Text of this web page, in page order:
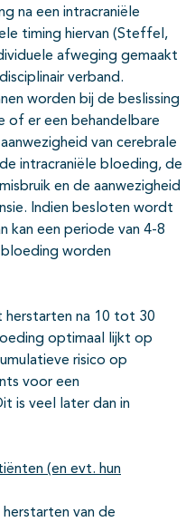
na een intracraniële
timing hiervan (Steffel,
afweging gemaakt
verband.
worden bij de beslissing
of er een behandelbare
van cerebrale
intracraniële bloeding, de
en de aanwezigheid
Indien besloten wordt
kan een periode van 4-8
worden
herstarten na 10 tot 30
optimaal lijkt op
risico op
voor een
is veel later dan in
(en evt. hun
van de